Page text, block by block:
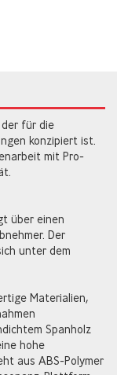
der für die
konzipiert ist.
mit Pro-
über einen
Der
unter dem
Materialien,
Spanholz
hohe
aus ABS-Polymer